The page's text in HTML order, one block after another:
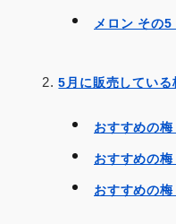
メロン その
5月に販売している
おすすめの
おすすめの
おすすめの